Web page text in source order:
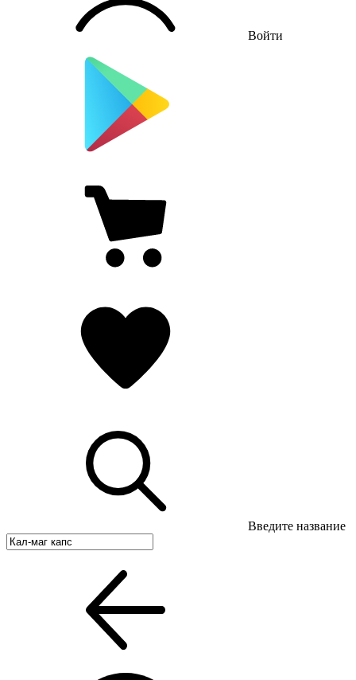
Войти
Введите название